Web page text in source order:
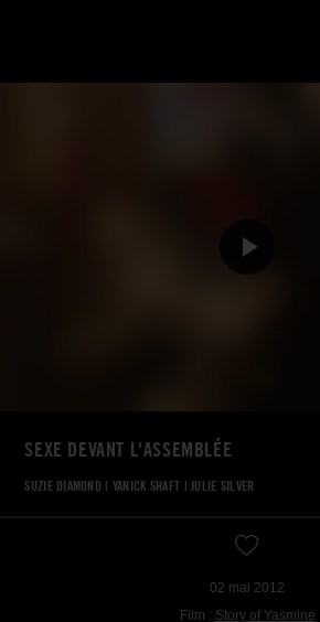
SEXE DEVANT L'ASSEMBLÉE
SUZIE DIAMOND | YANICK SHAFT |JULIE SILVER
02 mai 2012
Film : Story of Yasmine